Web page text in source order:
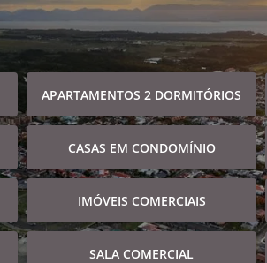
APARTAMENTOS 2 DORMITÓRIOS
CASAS EM CONDOMÍNIO
IMÓVEIS COMERCIAIS
SALA COMERCIAL